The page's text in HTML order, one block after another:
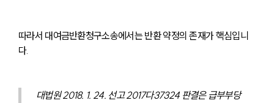
따라서 대여금반환청구소송에서는 반환 약정의 존재가 핵심입니
다.
대법원 2018. 1. 24. 선고 2017다37324 판결은 급부부당